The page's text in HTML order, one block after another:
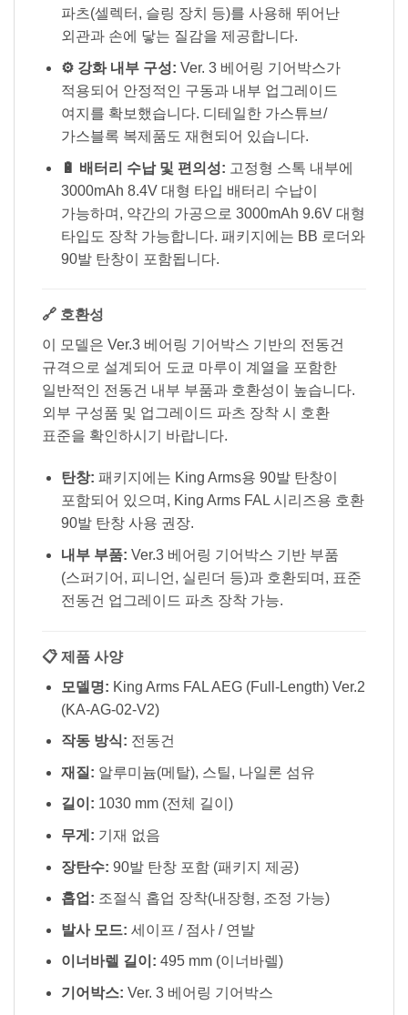
파츠(셀렉터, 슬링 장치 등)를 사용해 뛰어난
외관과 손에 닿는 질감을 제공합니다.
⚙️ 강화 내부 구성: Ver. 3 베어링 기어박스가
적용되어 안정적인 구동과 내부 업그레이드
여지를 확보했습니다. 디테일한 가스튜브/
가스블록 복제품도 재현되어 있습니다.
🔋 배터리 수납 및 편의성: 고정형 스톡 내부에
3000mAh 8.4V 대형 타입 배터리 수납이
가능하며, 약간의 가공으로 3000mAh 9.6V 대형
타입도 장착 가능합니다. 패키지에는 BB 로더와
90발 탄창이 포함됩니다.
🔗 호환성
이 모델은 Ver.3 베어링 기어박스 기반의 전동건
규격으로 설계되어 도쿄 마루이 계열을 포함한
일반적인 전동건 내부 부품과 호환성이 높습니다.
외부 구성품 및 업그레이드 파츠 장착 시 호환
표준을 확인하시기 바랍니다.
탄창: 패키지에는 King Arms용 90발 탄창이
포함되어 있으며, King Arms FAL 시리즈용 호환
90발 탄창 사용 권장.
내부 부품: Ver.3 베어링 기어박스 기반 부품
(스퍼기어, 피니언, 실린더 등)과 호환되며, 표준
전동건 업그레이드 파츠 장착 가능.
📋 제품 사양
모델명: King Arms FAL AEG (Full-Length) Ver.2
(KA-AG-02-V2)
작동 방식: 전동건
재질: 알루미늄(메탈), 스틸, 나일론 섬유
길이: 1030 mm (전체 길이)
무게: 기재 없음
장탄수: 90발 탄창 포함 (패키지 제공)
홉업: 조절식 홉업 장착(내장형, 조정 가능)
발사 모드: 세이프 / 점사 / 연발
이너바렐 길이: 495 mm (이너바렐)
기어박스: Ver. 3 베어링 기어박스